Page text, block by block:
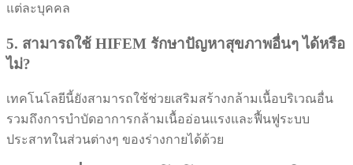
แต่ละบุคคล
5. สามารถใช้ HIFEM รักษาปัญหาสุขภาพอื่นๆ ได้หรือ
ไม่?
เทคโนโลยีนี้ยังสามารถใช้ช่วยเสริมสร้างกล้ามเนื้อบริเวณอื่น
รวมถึงการบำบัดอาการกล้ามเนื้ออ่อนแรงและฟื้นฟูระบบ
ประสาทในส่วนต่างๆ ของร่างกายได้ด้วย